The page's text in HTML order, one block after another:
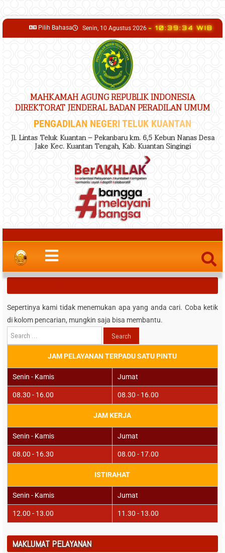
Senin, 10 Agustus 2026 - 10:39:35 WIB
Pilih Bahasa
MAHKAMAH AGUNG REPUBLIK INDONESIA
DIREKTORAT JENDERAL BADAN PERADILAN UMUM
PENGADILAN NEGERI TELUK KUANTAN
Jl. Lintas Teluk Kuantan – Pekanbaru km. 6,5 Kebun Nanas Desa
Jake Kec. Kuantan Tengah, Kab. Kuantan Singingi
Sepertinya kami tidak menemukan apa yang anda cari. Coba ketik
di kolom pencarian, mungkin saja bisa membantu.
Search
for:
JAM PELAYANAN TERPADU SATU PINTU
Senin - Kamis Jumat
08.30 - 16.00 08.30 - 16.00
JAM KERJA
Senin - Kamis Jumat
08.00 - 16.30 08.00 - 17.00
ISTIRAHAT
Senin - Kamis Jumat
12.00 - 13.00 11.30 - 13.00
MAKLUMAT PELAYANAN